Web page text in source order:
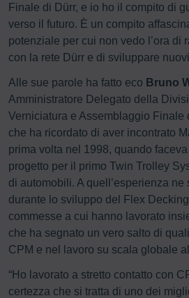
Finale di Dürr, e io ho il compito di
verso il futuro. È un compito
potenziale per cui non vedo l’ora di
con la rete Dürr e di sviluppare
Alle sue parole ha fatto eco Bruno
Amministratore Delegato della
Verniciatura e Assemblaggio Finale
che ha ricordato di aver incontrato
prima volta nel 1998, quando
progetto per il primo Twin Trolley
di automobili. A quell’esperienza ne
durante lo sviluppo del Flex
commesse a cui hanno lavorato
che ha segnato un vero salto di
CPM e nel lavoro su scala globale
“Ho lavorato a stretto contatto con
certezza che si tratta di uno dei